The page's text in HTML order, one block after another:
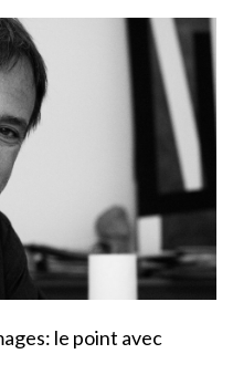
le point avec